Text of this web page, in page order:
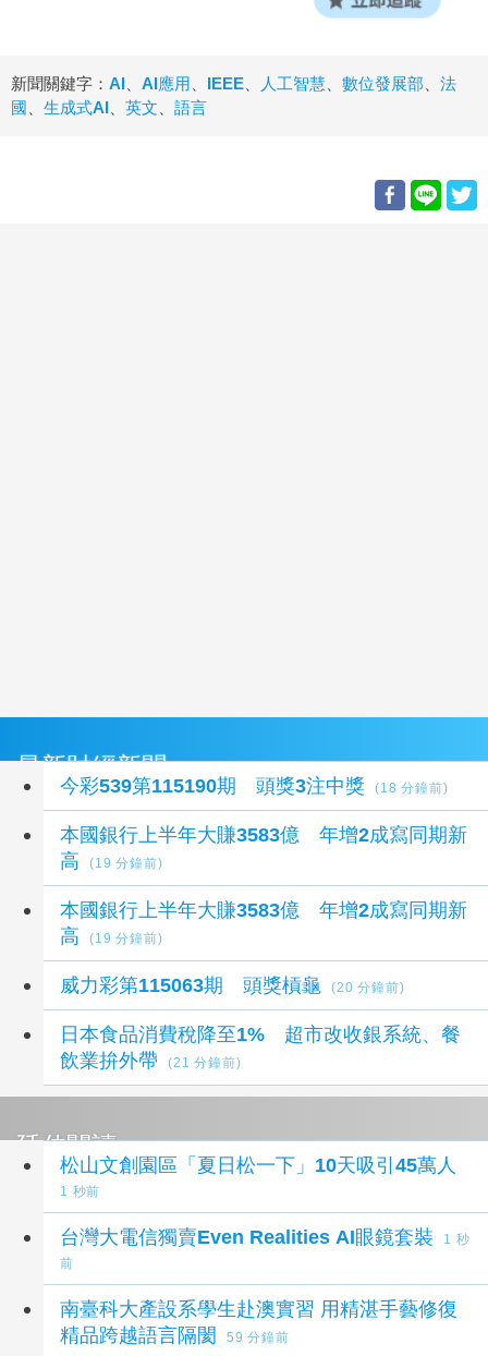
新聞關鍵字： AI AI應用 IEEE 人工智慧 數位發展部
法
國
生成式AI 英文 語言
最新財經新聞
今彩539第115190期 頭獎3注中獎 (18 分鐘前)
本國銀行上半年大賺3583億 年增2成寫同期新
高
(19 分鐘前)
本國銀行上半年大賺3583億 年增2成寫同期新
高
(19 分鐘前)
威力彩第115063期 頭獎槓龜 (20 分鐘前)
日本食品消費稅降至1% 超市改收銀系統、餐
飲業拚外帶
(21 分鐘前)
延伸閱讀
松山文創園區「夏日松一下」10天吸引45萬人
1 秒前
台灣大電信獨賣Even Realities AI眼鏡套裝
1 秒
前
南臺科大產設系學生赴澳實習 用精湛手藝修復
精品跨越語言隔閡
59 分鐘前